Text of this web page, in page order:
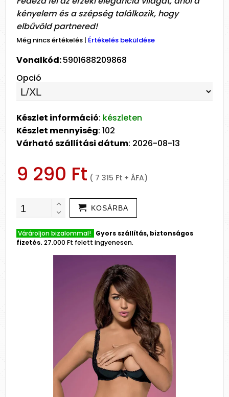
kényelem és a szépség találkozik, hogy
elbűvöld partnered!
Még nincs értékelés | Értékelés beküldése
Vonalkód:5901688209868
Opció
Készlet információ: készleten
Készlet mennyiség: 102
Várható szállítási dátum: 2026-08-13
9 290 Ft ( 7 315 Ft + ÁFA)
KOSÁRBA
Várároljon bizalommal! Gyors szállítás, biztonságos
fizetés. 27.000 Ft felett ingyenesen.